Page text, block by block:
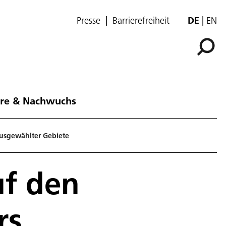
Presse Barrierefreiheit DE EN
& Nachwuchs
Gebiete
den